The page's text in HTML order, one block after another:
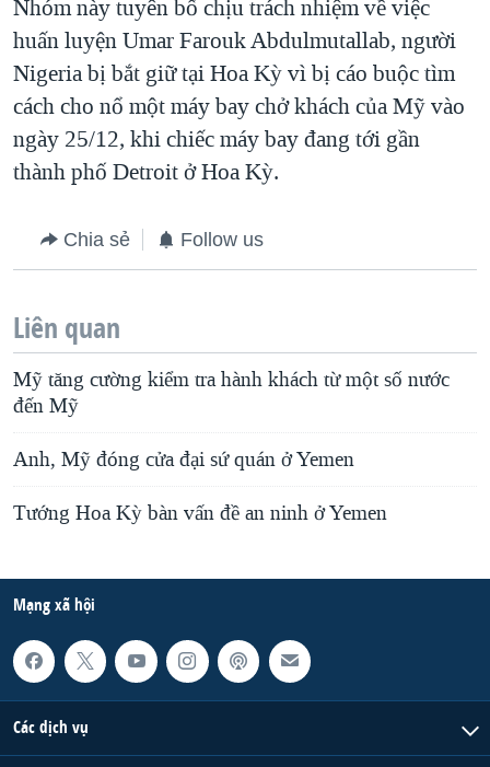
Nhóm này tuyên bố chịu trách nhiệm về việc
huấn luyện Umar Farouk Abdulmutallab, người
Nigeria bị bắt giữ tại Hoa Kỳ vì bị cáo buộc tìm
cách cho nổ một máy bay chở khách của Mỹ vào
ngày 25/12, khi chiếc máy bay đang tới gần
thành phố Detroit ở Hoa Kỳ.
Chia sẻ Follow us
Liên quan
Mỹ tăng cường kiểm tra hành khách từ một số nước
đến Mỹ
Anh, Mỹ đóng cửa đại sứ quán ở Yemen
Tướng Hoa Kỳ bàn vấn đề an ninh ở Yemen
Mạng xã hội
Các dịch vụ